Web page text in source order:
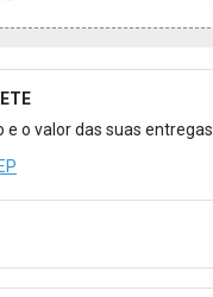
o Frete
e o valor das suas entregas